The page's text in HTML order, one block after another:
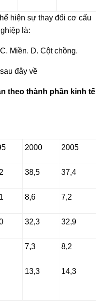
hiện sự thay đổi cơ cấu
là:
Miền. D. Cột chồng.
đây về
theo thành phần kinh tế
2000 2005
38,5 37,4
8,6 7,2
32,3 32,9
7,3 8,2
13,3 14,3